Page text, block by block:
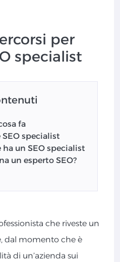
per
specialist
fa
specialist
un SEO specialist
un esperto SEO?
che riveste un
dal momento che è
di un’azienda sui